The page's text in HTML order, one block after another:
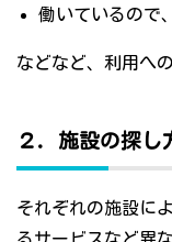
働いているので
などなど、利用へ
２．施設の探
それぞれの施設に